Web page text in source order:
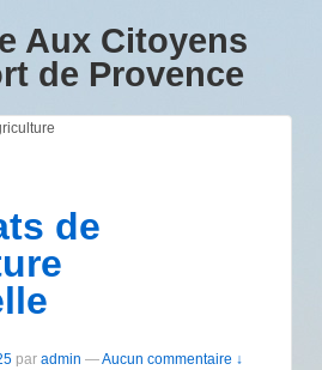
Aux Citoyens
de Provence
de
par admin —Aucun commentaire ↓